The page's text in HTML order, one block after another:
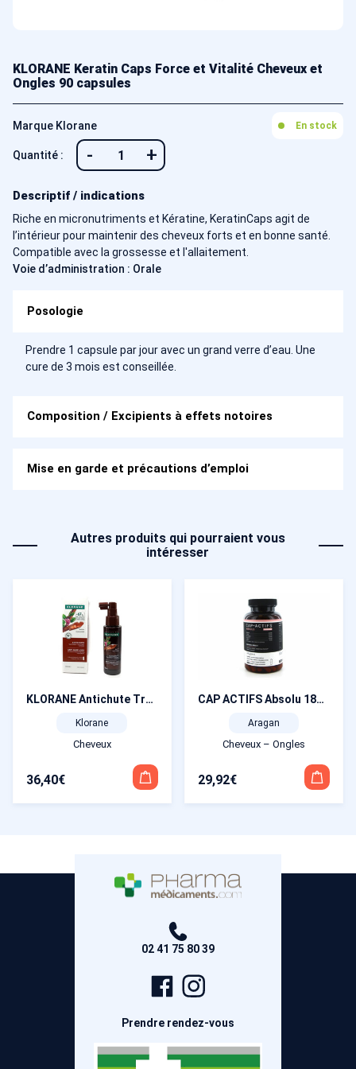
KLORANE Keratin Caps Force et Vitalité Cheveux et
Ongles 90 capsules
Marque Klorane En stock
Quantité : - +
Descriptif / indications
Riche en micronutriments et Kératine, KeratinCaps agit de
l’intérieur pour maintenir des cheveux forts et en bonne santé.
Compatible avec la grossesse et l'allaitement.
Voie d’administration : Orale
Posologie
Prendre 1 capsule par jour avec un grand verre d’eau. Une
cure de 3 mois est conseillée.
Composition / Excipients à effets notoires
Mise en garde et précautions d’emploi
Autres produits qui pourraient vous
intéresser
KLORANE Antichute Traitement fortifiant intense à la quinine 100 ml
Klorane
Cheveux
36,40€
CAP ACTIFS Absolu 180 gélules
Aragan
Cheveux – Ongles
29,92€
02 41 75 80 39
Page
Facebook
Prendre rendez-vous